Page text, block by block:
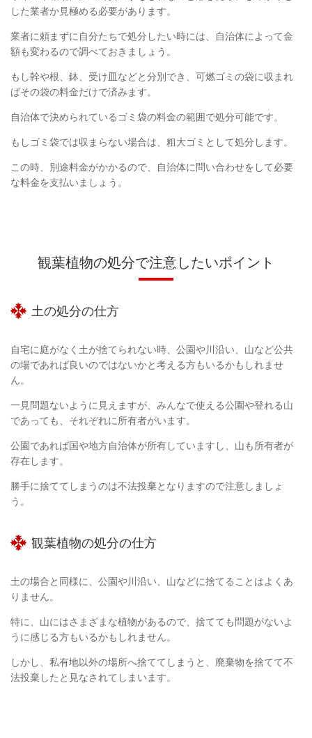
した業者か見極める必要があります。
業者に頼まずに自分たちで処分したい時には、自治体によって金
額も変わるので調べておきましょう。
もし幹や根、鉢、受け皿などと分別でき、可燃ゴミの袋に収まれ
ばその袋の料金だけで済みます。
自治体で決められているゴミ袋の料金の範囲で処分可能です。
もしゴミ袋では収まらない場合は、粗大ゴミとして処分します。
この時、別途料金がかかるので、自治体に問い合わせをして必要
な料金を支払いましょう。
観葉植物の処分で注意したいポイント
土の処分の仕方
自宅に庭がなく土が捨てられない時、公園や川沿い、山など公共
の場であれば良いのではないかと考える方もいるかもしれませ
ん。
一見問題ないように見えますが、みんなで使える公園や登れる山
であっても、それぞれに所有者がいます。
公園であれば国や地方自治体が所有していますし、山も所有者が
存在します。
勝手に捨ててしまうのは不法投棄となりますので注意しましょ
う。
観葉植物の処分の仕方
土の場合と同様に、公園や川沿い、山などに捨てることはよくあ
りません。
特に、山にはさまざまな植物があるので、捨てても問題がないよ
うに感じる方もいるかもしれません。
しかし、私有地以外の場所へ捨ててしまうと、廃棄物を捨てて不
法投棄したと見なされてしまいます。